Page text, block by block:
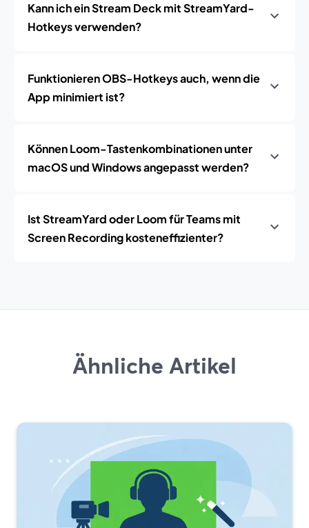
Kann ich ein Stream Deck mit StreamYard-
Hotkeys verwenden?
Funktionieren OBS-Hotkeys auch, wenn die
App minimiert ist?
Können Loom-Tastenkombinationen unter
macOS und Windows angepasst werden?
Ist StreamYard oder Loom für Teams mit
Screen Recording kosteneffizienter?
Ähnliche Artikel